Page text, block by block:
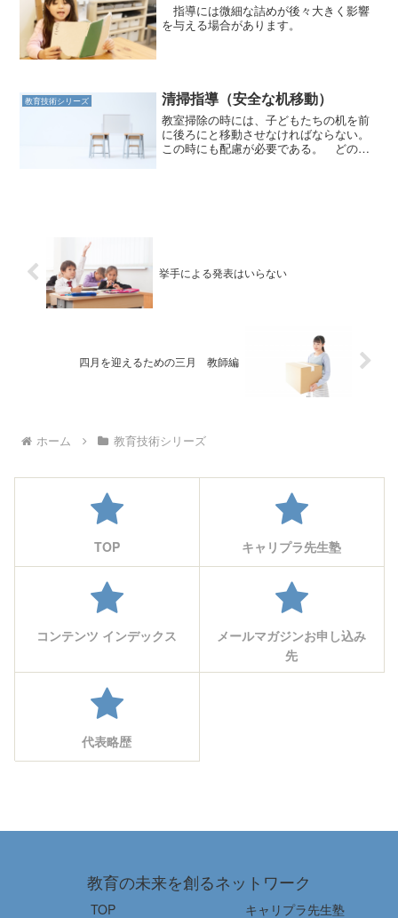
指導には微細な詰めが後々大きく影響
を与える場合があります。
教育技術シリーズ 清掃指導（安全な机移動）
教室掃除の時には、子どもたちの机を前
に後ろにと移動させなければならない。
この時にも配慮が必要である。 どの学
挙手による発表はいらない
四月を迎えるための三月 教師編
ホーム 教育技術シリーズ
TOP キャリプラ先生塾
コンテンツ インデックス
メールマガジンお申し込み
先
代表略歴
教育の未来を創るネットワーク
TOP キャリプラ先生塾